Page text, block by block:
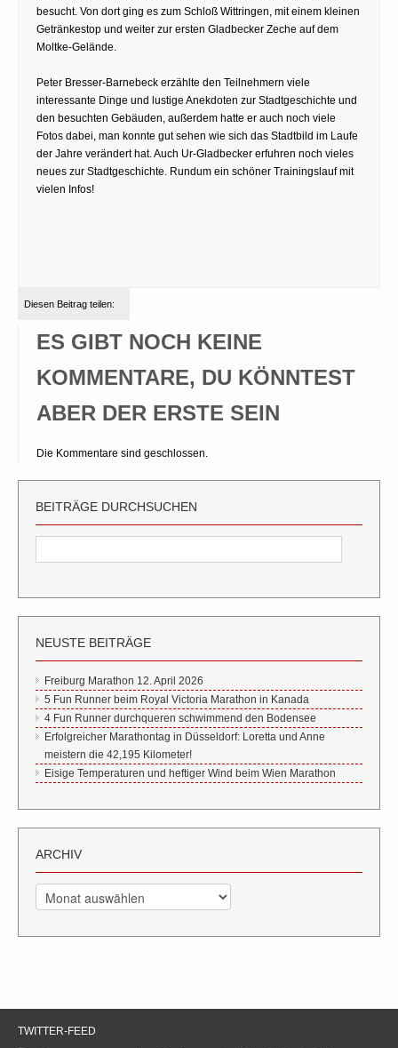
besucht. Von dort ging es zum Schloß Wittringen, mit einem kleinen
Getränkestop und weiter zur ersten Gladbecker Zeche auf dem
Moltke-Gelände.
Peter Bresser-Barnebeck erzählte den Teilnehmern viele
interessante Dinge und lustige Anekdoten zur Stadtgeschichte und
den besuchten Gebäuden, außerdem hatte er auch noch viele
Fotos dabei, man konnte gut sehen wie sich das Stadtbild im Laufe
der Jahre verändert hat. Auch Ur-Gladbecker erfuhren noch vieles
neues zur Stadtgeschichte. Rundum ein schöner Trainingslauf mit
vielen Infos!
Diesen Beitrag teilen:
ES GIBT NOCH KEINE
KOMMENTARE, DU KÖNNTEST
ABER DER ERSTE SEIN
Die Kommentare sind geschlossen.
BEITRÄGE DURCHSUCHEN
NEUSTE BEITRÄGE
Freiburg Marathon 12. April 2026
5 Fun Runner beim Royal Victoria Marathon in Kanada
4 Fun Runner durchqueren schwimmend den Bodensee
Erfolgreicher Marathontag in Düsseldorf: Loretta und Anne
meistern die 42,195 Kilometer!
Eisige Temperaturen und heftiger Wind beim Wien Marathon
ARCHIV
Archiv
TWITTER-FEED